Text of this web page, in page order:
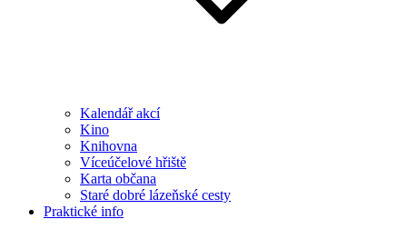
Kalendář akcí
Kino
Knihovna
Víceúčelové hřiště
Karta občana
Staré dobré lázeňské cesty
Praktické info